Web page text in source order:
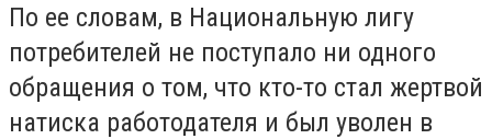
По ее словам, в Национальную лигу
потребителей не поступало ни одного
обращения о том, что кто-то стал жертвой
натиска работодателя и был уволен в